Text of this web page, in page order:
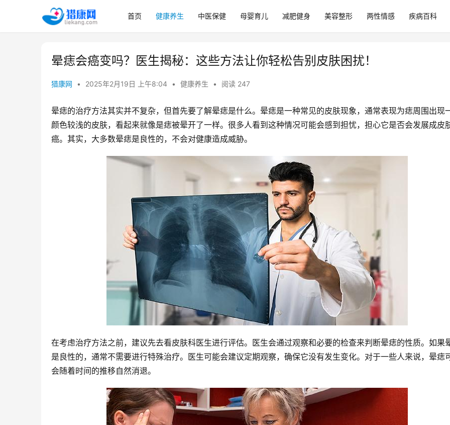
首页 健康养生 中医保健 母婴育儿 减肥健身 美容整形 两性情感 疾病百科
晕痣会癌变吗？医生揭秘：这些方法让你轻松告别皮肤困扰！
猎康网 • 2025年2月19日 上午8:04 • 健康养生 • 阅读 247
晕痣的治疗方法其实并不复杂，但首先要了解晕痣是什么。晕痣是一种常见的皮肤现象，通常表现为痣周围出现
颜色较浅的皮肤，看起来就像是痣被晕开了一样。很多人看到这种情况可能会感到担忧，担心它是否会发展成皮
癌。其实，大多数晕痣是良性的，不会对健康造成威胁。
在考虑治疗方法之前，建议先去看皮肤科医生进行评估。医生会通过观察和必要的检查来判断晕痣的性质。如果
是良性的，通常不需要进行特殊治疗。医生可能会建议定期观察，确保它没有发生变化。对于一些人来说，晕痣
会随着时间的推移自然消退。